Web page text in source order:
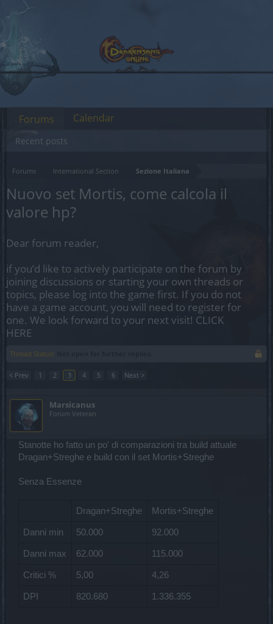
Forums International Section Sezione Italiana
Nuovo set Mortis, come calcola il
valore hp?
Dear forum reader,
if you’d like to actively participate on the forum by
joining discussions or starting your own threads or
topics, please log into the game first. If you do not
have a game account, you will need to register for
one. We look forward to your next visit! CLICK
HERE
Thread Status:
< Prev 1 2 3 4 5 6 Next >
Marsicanus
Forum Veteran
Stanotte ho fatto un po' di comparazioni tra build attuale
Dragan+Streghe e build con il set Mortis+Streghe
Senza Essenze
Dragan+Streghe Mortis+Streghe
Danni min 50.000 92.000
Danni max 62.000 115.000
Critici % 5,00 4,26
DPI 820.680 1.336.355
Forums
Recent posts
Calendar